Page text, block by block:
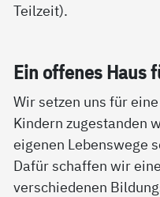
Teilzeit).
Ein of­fe­nes Haus
Wir setzen uns für
Kindern zugestanden
eigenen Lebenswege
Dafür schaffen wir
verschiedenen